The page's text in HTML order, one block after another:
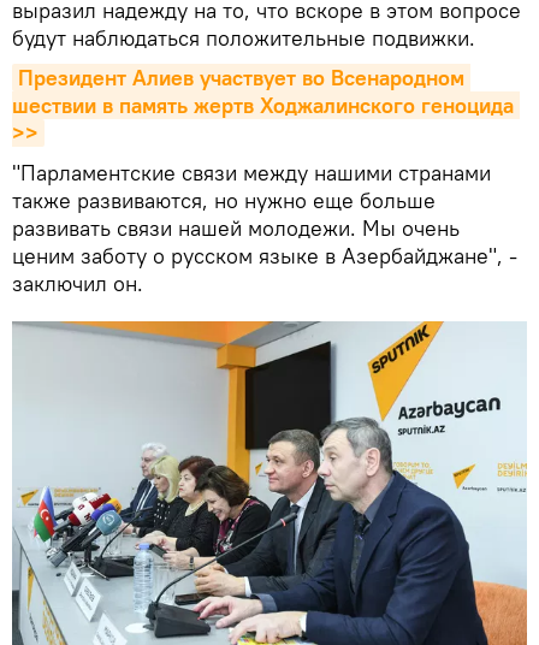
выразил надежду на то, что вскоре в этом вопросе
будут наблюдаться положительные подвижки.
Президент Алиев участвует во Всенародном
шествии в память жертв Ходжалинского геноцида
>>
"Парламентские связи между нашими странами
также развиваются, но нужно еще больше
развивать связи нашей молодежи. Мы очень
ценим заботу о русском языке в Азербайджане", -
заключил он.